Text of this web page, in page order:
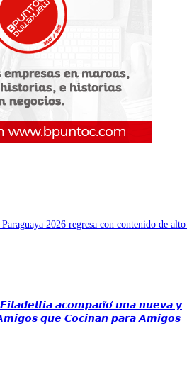
2026 regresa con contenido de
𝙖𝙘𝙤𝙢𝙥𝙖𝙣̃𝙤́ 𝙪𝙣𝙖 𝙣𝙪𝙚𝙫𝙖 𝙮
𝙦𝙪𝙚 𝘾𝙤𝙘𝙞𝙣𝙖𝙣 𝙥𝙖𝙧𝙖 𝘼𝙢𝙞𝙜𝙤𝙨